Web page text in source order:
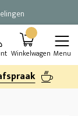
Winkelwagen Menu